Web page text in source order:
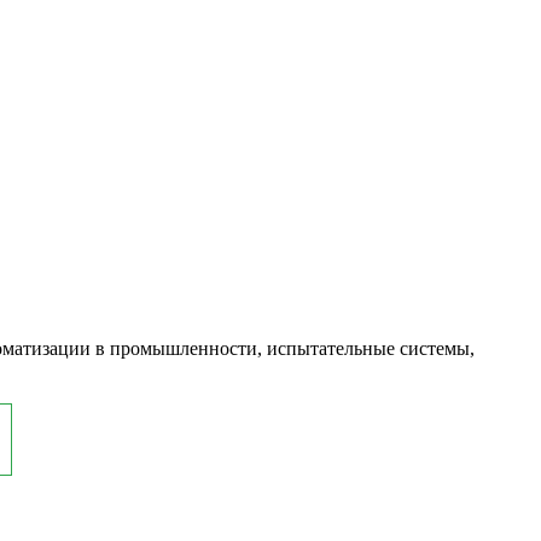
в промышленности, испытательные системы,